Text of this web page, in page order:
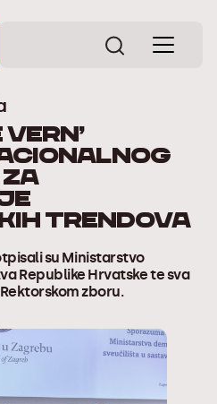
trendova
su Ministarstvo
Republike Hrvatske te sva
zboru.